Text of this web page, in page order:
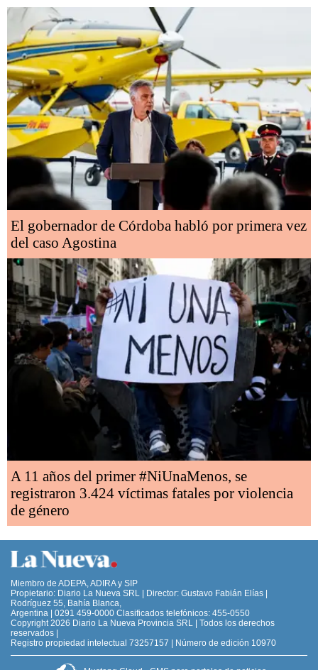
El gobernador de Córdoba habló por primera vez
del caso Agostina
A 11 años del primer #NiUnaMenos, se
registraron 3.424 víctimas fatales por violencia
de género
Miembro de ADEPA, ADIRA y SIP
Propietario: Diario La Nueva SRL | Director: Gustavo Fabián Elías |
Rodríguez 55, Bahía Blanca,
Argentina | 0291 459-0000 Clasificados telefónicos: 455-0550
Copyright 2026 Diario La Nueva Provincia SRL | Todos los derechos
reservados |
Registro propiedad intelectual 73257157 | Número de edición 10970